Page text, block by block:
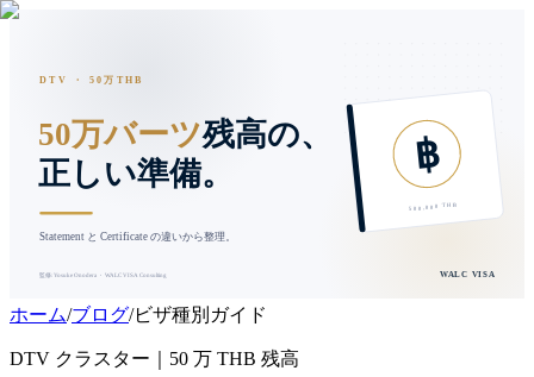
฿
500,000 THB
DTV ・ 50万THB
50万バーツ残高の、
正しい準備。
Statement と Certificate の違いから整理。
監修: Yosuke Onodera ・ WALC VISA Consulting WALC VISA
ホーム/ブログ/ビザ種別ガイド
DTV クラスター｜50 万 THB 残高